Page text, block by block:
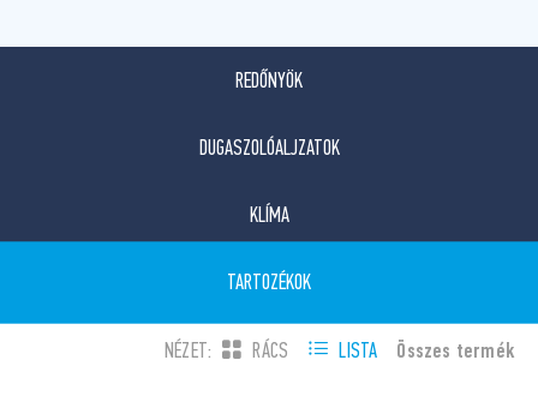
REDŐNYÖK
DUGASZOLÓALJZATOK
KLÍMA
TARTOZÉKOK
NÉZET: RÁCS LISTA Összes termék